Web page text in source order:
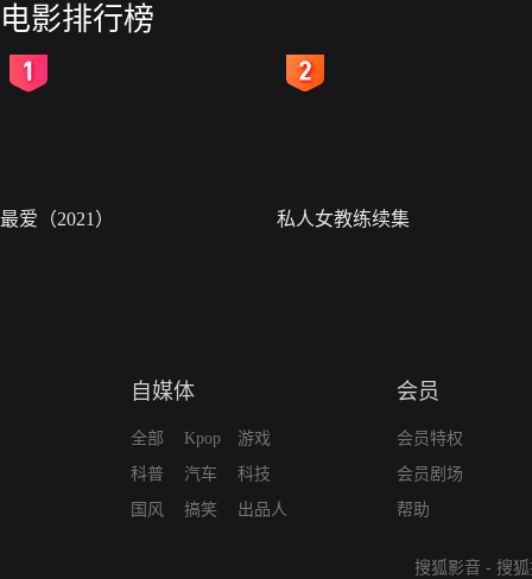
电影排行榜
最爱（2021） 私人女教练续集
自媒体
全部
科普
国风
Kpop
汽车
搞笑
游戏
科技
出品人
会员
会员特权
会员剧场
帮助
搜狐影音 - 搜